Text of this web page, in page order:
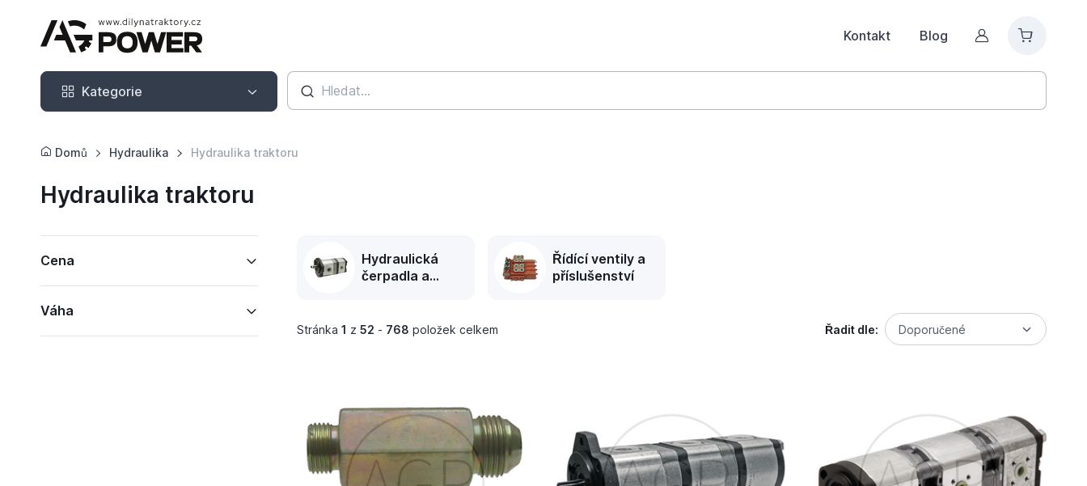
Kontakt Blog Můj účet
Kategorie
Kategorie
Domů Hydraulika Hydraulika traktoru
Hydraulika traktoru
Cena
Váha
Hydraulická
čerpadla a
Řídící ventily a
příslušenství
Stránka 1 z 52 - 768 položek celkem Řadit dle: Doporučené